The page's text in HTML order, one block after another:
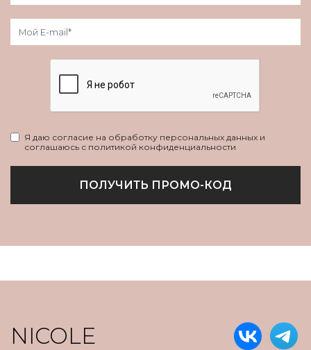
Я даю согласие на обработку персональных данных и
соглашаюсь с политикой конфиденциальности
ПОЛУЧИТЬ ПРОМО-КОД
NICOLE